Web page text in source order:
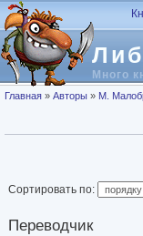
Перейти к основному
Много
Вы здесь
Главная » Авторы » М.
Сортировать по:
Переводчик